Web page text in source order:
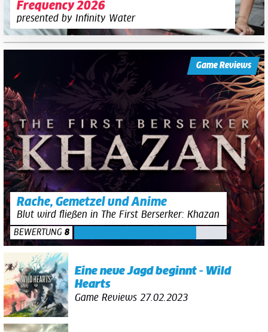
Frequency 2026
presented by Infinity Water
Rache, Gemetzel und Anime
Blut wird fließen in The First Berserker: Khazan
BEWERTUNG 8
Game Reviews
Eine neue Jagd beginnt - Wild
Hearts
Game Reviews 27.02.2023